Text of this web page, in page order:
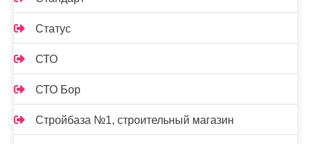
Статус
СТО
СТО Бор
Стройбаза №1, строительный магазин